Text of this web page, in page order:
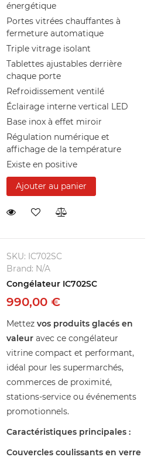
énergétique
Portes vitrées chauffantes à
fermeture automatique
Triple vitrage isolant
Tablettes ajustables derrière
chaque porte
Refroidissement ventilé
Éclairage interne vertical LED
Base inox à effet miroir
Régulation numérique et
affichage de la température
Existe en positive
Ajouter au panier
SKU: IC702SC
Brand: N/A
Congélateur IC702SC
990,00 €
Mettezvos produits glacés en
valeur avec ce congélateur
vitrine compact et performant,
idéal pour les supermarchés,
commerces de proximité,
stations-service ou événements
promotionnels.
Caractéristiques principales :
Couvercles coulissants en verre